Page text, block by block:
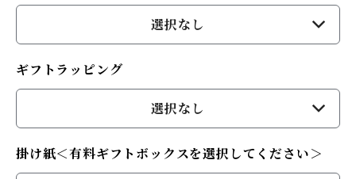
選択なし
ギフトラッピング
選択なし
掛け紙＜有料ギフトボックスを選択してください＞